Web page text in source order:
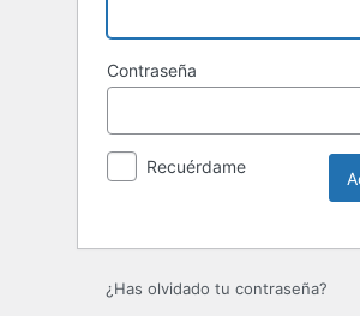
Contraseña
Recuérdame
¿Has olvidado tu contraseña?